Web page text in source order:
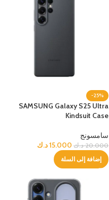
-25%
SAMSUNG Galaxy S25 Ultra
Kindsuit Case
سامسونج
20.000 د.ك 15.000د.ك
إضافة إلى السلة